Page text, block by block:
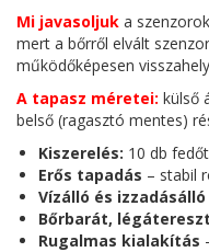
Mi javasoljuk a
mert a bőrről elvált
működőképesen
A tapasz méretei: külső
belső (ragasztó mentes)
Kiszerelés: 10 db
Erős tapadás – stabil
Vízálló és izzadásálló
Bőrbarát,
Rugalmas kialakítás